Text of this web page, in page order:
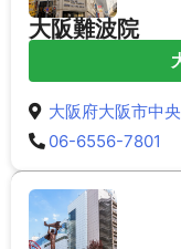
大阪難波院
大阪府大阪市中
06-6556-7801